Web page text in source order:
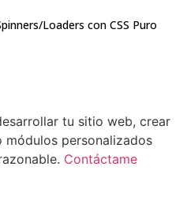
Loaders con CSS Puro
tu sitio web, crear
módulos personalizados
Contáctame